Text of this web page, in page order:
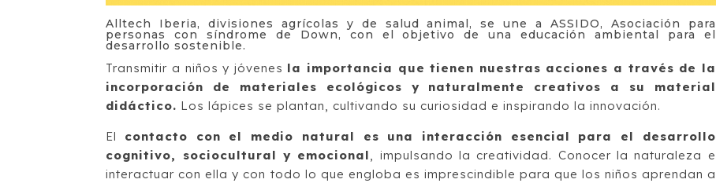
Alltech Iberia, divisiones agrícolas y de salud animal, se une a ASSIDO, Asociación para
personas con síndrome de Down, con el objetivo de una educación ambiental para el
desarrollo sostenible.
Transmitir a niños y jóvenes la importancia que tienen nuestras acciones a través de la
incorporación de materiales ecológicos y naturalmente creativos a su material
didáctico. Los lápices se plantan, cultivando su curiosidad e inspirando la innovación.
El contacto con el medio natural es una interacción esencial para el desarrollo
cognitivo, sociocultural y emocional, impulsando la creatividad. Conocer la naturaleza e
interactuar con ella y con todo lo que engloba es imprescindible para que los niños aprendan a